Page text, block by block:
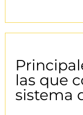
las que
sistema